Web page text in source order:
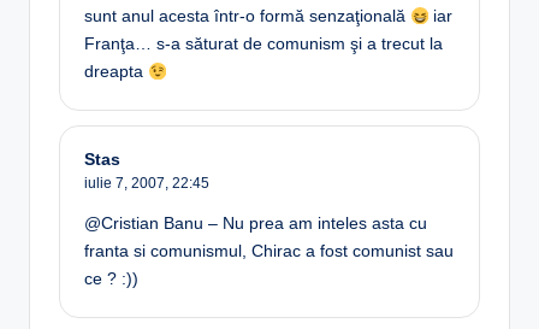
sunt anul acesta într-o formă senzaţională
iar
Franţa… s-a săturat de comunism şi a trecut la
dreapta
Stas
iulie 7, 2007, 22:45
@Cristian Banu – Nu prea am inteles asta cu
franta si comunismul, Chirac a fost comunist sau
ce ? :))